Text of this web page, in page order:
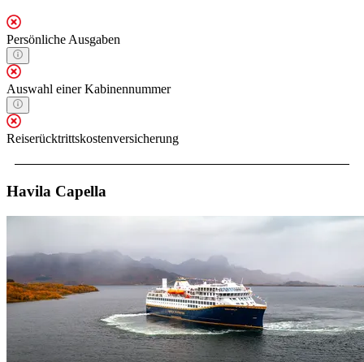
Persönliche Ausgaben
Auswahl einer Kabinennummer
Reiserücktrittskostenversicherung
Havila Capella